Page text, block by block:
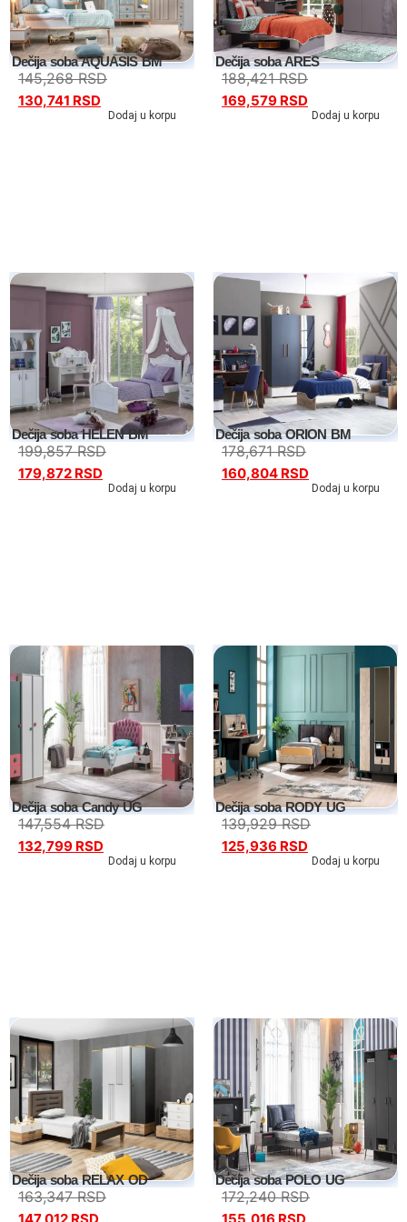
Dečija soba AQUASIS BM
145,268RSD
130,741 RSD
Dodaj u korpu
Dečija soba ARES
188,421RSD
169,579 RSD
Dodaj u korpu
Dečija soba HELEN BM
199,857RSD
179,872 RSD
Dodaj u korpu
Dečija soba ORION BM
178,671RSD
160,804 RSD
Dodaj u korpu
Dečija soba Candy UG
147,554RSD
132,799 RSD
Dodaj u korpu
Dečija soba RODY UG
139,929RSD
125,936 RSD
Dodaj u korpu
Dečija soba RELAX OD
163,347RSD
Dečija soba POLO UG
172,240RSD